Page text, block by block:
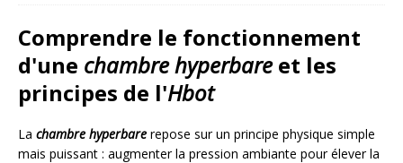
Comprendre le fonctionnement
d'une chambre hyperbareet les
principes de l'Hbot
La chambre hyperbare repose sur un principe physique simple
mais puissant : augmenter la pression ambiante pour élever la